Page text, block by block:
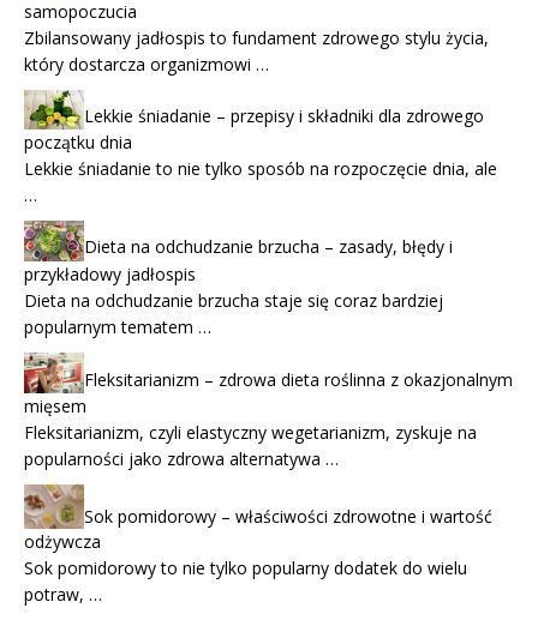
samopoczucia
Zbilansowany jadłospis to fundament zdrowego stylu życia,
który dostarcza organizmowi …
Lekkie śniadanie – przepisy i składniki dla zdrowego
początku dnia
Lekkie śniadanie to nie tylko sposób na rozpoczęcie dnia, ale
…
Dieta na odchudzanie brzucha – zasady, błędy i
przykładowy jadłospis
Dieta na odchudzanie brzucha staje się coraz bardziej
popularnym tematem …
Fleksitarianizm – zdrowa dieta roślinna z okazjonalnym
mięsem
Fleksitarianizm, czyli elastyczny wegetarianizm, zyskuje na
popularności jako zdrowa alternatywa …
Sok pomidorowy – właściwości zdrowotne i wartość
odżywcza
Sok pomidorowy to nie tylko popularny dodatek do wielu
potraw, …